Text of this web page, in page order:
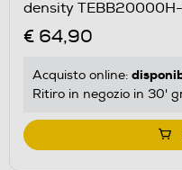
density
€ 64,90
Acquisto online:
Ritiro in negozio in 30'